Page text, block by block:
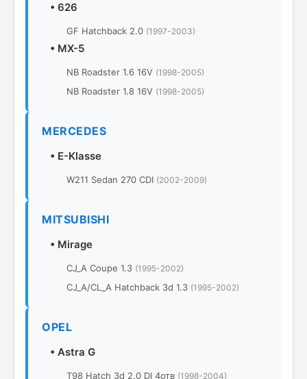
• 626
GF Hatchback 2.0 (1997-2003)
• MX-5
NB Roadster 1.6 16V (1998-2005)
NB Roadster 1.8 16V (1998-2005)
MERCEDES
• E-Klasse
W211 Sedan 270 CDI (2002-2009)
MITSUBISHI
• Mirage
CJ_A Coupe 1.3 (1995-2002)
CJ_A/CL_A Hatchback 3d 1.3 (1995-2002)
OPEL
• Astra G
T98 Hatch 3d 2.0 DI 4отв (1998-2004)